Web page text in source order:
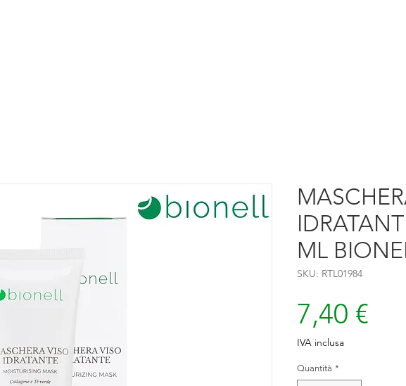
ML
SKU: RTL01984
7,40 €
IVA inclusa
Quantità *